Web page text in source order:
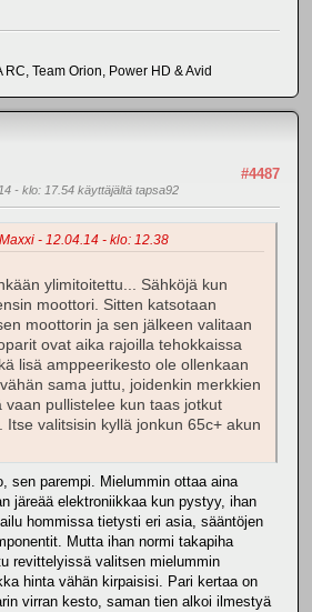
RC, Team Orion, Power HD & Avid
#4487
- klo: 17.54 käyttäjältä tapsa92
- 12.04.14 - klo: 12.38
ylimitoitettu... Sähköjä kun
moottori. Sitten katsotaan
moottorin ja sen jälkeen valitaan
ovat aika rajoilla tehokkaissa
lisä amppeerikesto ole ollenkaan
sama juttu, joidenkin merkkien
vaan pullistelee kun taas jotkut
Itse valitsisin kyllä jonkun 65c+ akun
sen parempi. Mielummin ottaa aina
järeää elektroniikkaa kun pystyy, ihan
hommissa tietysti eri asia, sääntöjen
Mutta ihan normi takapiha
revittelyissä valitsen mielummin
hinta vähän kirpaisisi. Pari kertaa on
virran kesto, saman tien alkoi ilmestyä